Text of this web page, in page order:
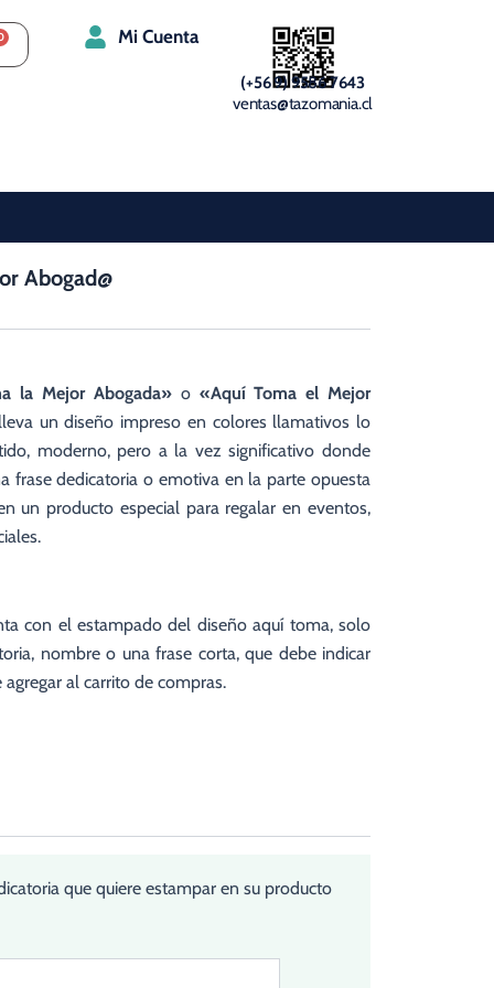
Mi Cuenta
(+56 9) 9586 7643
ventas@tazomania.cl
Abogad@
la Mejor Abogada» o «Aquí Toma el Mejor
un diseño impreso en colores llamativos lo
moderno, pero a la vez significativo donde
frase dedicatoria o emotiva en la parte opuesta
un producto especial para regalar en eventos,
con el estampado del diseño aquí toma, solo
nombre o una frase corta, que debe indicar
al carrito de compras.
que quiere estampar en su producto